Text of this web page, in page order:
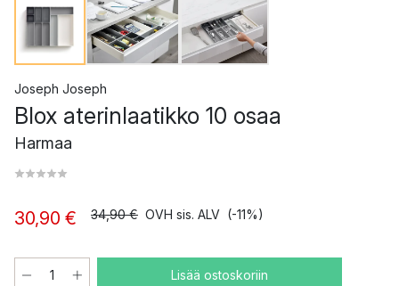
Joseph Joseph
Blox aterinlaatikko 10 osaa
Harmaa
30,90 € 34,90 € OVH sis. ALV (-11%)
Lisää ostoskoriin